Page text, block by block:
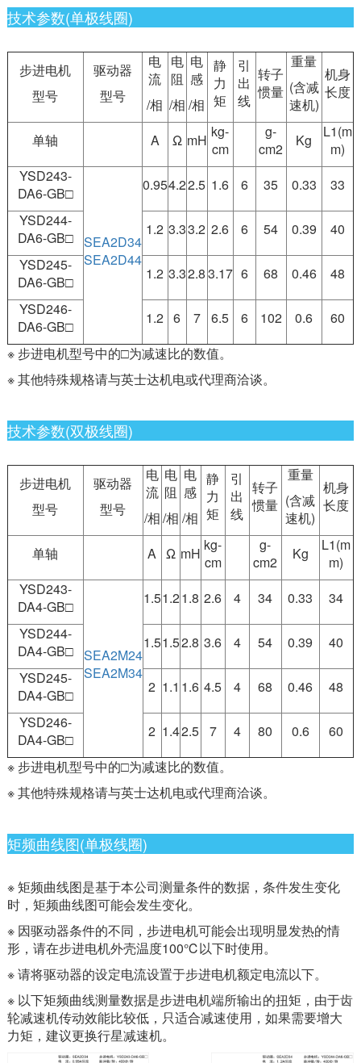
技术参数(单极线圈)
步进电机
型号
驱动器
型号
电
流
/相
电
阻
/相
电
感
/相
静
力
矩
引
出
线
转子
惯量
重量
(含减
速机)
机身
长度
单轴 A Ω mH kg-
cm
g-
cm2
Kg
L1(m
m)
YSD243-
DA6-GB□
SEA2D34
SEA2D44
0.954.22.5 1.6 6 35 0.33
33
YSD244-
DA6-GB□
1.2 3.33.2 2.6 6 54 0.39
40
YSD245-
DA6-GB□
1.2 3.32.83.17 6 68 0.46
48
YSD246-
DA6-GB□
1.2 6 7 6.5 6 102 0.6
60
※ 步进电机型号中的□为减速比的数值。
※ 其他特殊规格请与英士达机电或代理商洽谈。
技术参数(双极线圈)
步进电机
型号
驱动器
型号
电
流
/相
电
阻
/相
电
感
/相
静
力
矩
引
出
线
转子
惯量
重量
(含减
速机)
机身
长度
单轴 A Ω mH kg-
cm
g-
cm2
Kg
L1(m
m)
YSD243-
DA4-GB□
SEA2M24
SEA2M34
1.51.21.8 2.6 4 34 0.33
34
YSD244-
DA4-GB□
1.51.52.8 3.6 4 54 0.39
40
YSD245-
DA4-GB□
2 1.1 1.6 4.5 4 68 0.46
48
YSD246-
DA4-GB□
2 1.42.5 7 4 80 0.6
60
※ 步进电机型号中的□为减速比的数值。
※ 其他特殊规格请与英士达机电或代理商洽谈。
矩频曲线图(单极线圈)
※ 矩频曲线图是基于本公司测量条件的数据，条件发生变化
时，矩频曲线图可能会发生变化。
※ 因驱动器条件的不同，步进电机可能会出现明显发热的情
形，请在步进电机外壳温度100℃以下时使用。
※ 请将驱动器的设定电流设置于步进电机额定电流以下。
※ 以下矩频曲线测量数据是步进电机端所输出的扭矩，由于齿
轮减速机传动效能比较低，只适合减速使用，如果需要增大
力矩，建议更换行星减速机。